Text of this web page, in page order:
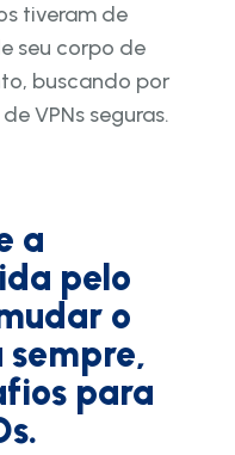
tiveram de
seu corpo de
buscando por
VPNs seguras.
a
pelo
o
para